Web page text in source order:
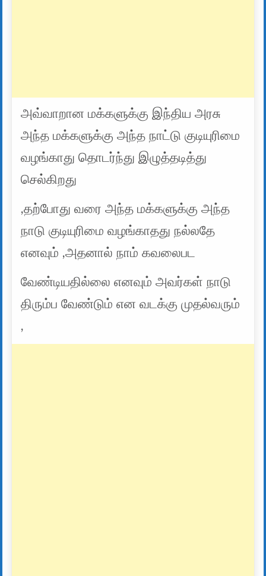
அவ்வாறான மக்களுக்கு இந்திய அரசு
அந்த மக்களுக்கு அந்த நாட்டு குடியுரிமை
வழங்காது தொடர்ந்து இழுத்தடித்து
செல்கிறது
,தற்போது வரை அந்த மக்களுக்கு அந்த
நாடு குடியுரிமை வழங்காதது நல்லதே
எனவும் ,அதனால் நாம் கவலைபட
வேண்டியதில்லை எனவும் அவர்கள் நாடு
திரும்ப வேண்டும் என வடக்கு முதல்வரும்
,